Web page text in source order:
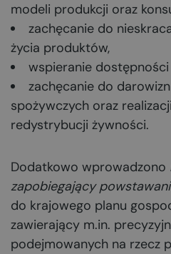
modeli produkcji oraz
zachęcanie do
życia produktów,
wspieranie
zachęcanie do
spożywczych oraz
redystrybucji żywności.
Dodatkowo wprowadzono
zapobiegający
do krajowego planu
zawierający m.in.
podejmowanych na rzecz